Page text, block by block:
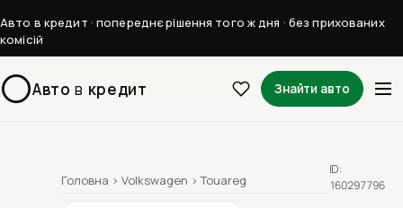
Авто в кредит · попереднє рішення того ж дня · без прихованих
комісій
Авто в кредит Знайти авто
Головна › Volkswagen › Touareg
ID:
160297796